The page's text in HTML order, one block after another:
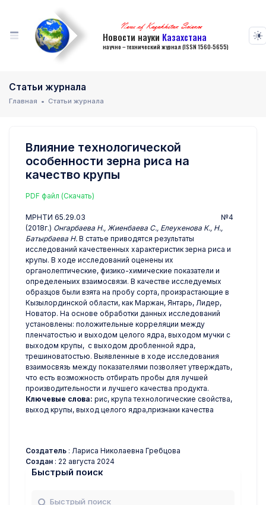
News of Kazakhstan Science
Новости науки Казахстана
научно – технический журнал (ISSN 1560-5655)
Статьи журнала
Главная Статьи журнала
Влияние технологической
особенности зерна риса на
качество крупы
PDF файл (Скачать)
МРНТИ 65.29.03 №4
(2018г.) Онгарбаева Н., Жиенбаева С., Елеукенова К., Н.,
Батырбаева Н. В статье приводятся результаты
исследований качественных характеристик зерна риса и
крупы. В ходе исследований оценены их
органолептические, физико-химические показатели и
определеныих взаимосвязи. В качестве исследуемых
образцов были взята на пробу сорта, произрастающие в
Кызылординской области, как Маржан, Янтарь, Лидер,
Новатор. На основе обработки данных исследований
установлены: положительные корреляции между
пленчатостью и выходом целого ядра, выходом мучки с
выходом крупы, с выходом дробленной ядра,
трешиноватостью. Выявленные в ходе исследования
взаимосвязь между показателями позволяет утверждать,
что есть возможность отбирать пробы для лучшей
производительности и лучшего качества продукта.
Ключевые слова: рис, крупа технологические свойства,
выход крупы, выход целого ядра,признаки качества
Создатель : Лариса Николаевна Гребцова
Создан : 22 августа 2024
Быстрый поиск